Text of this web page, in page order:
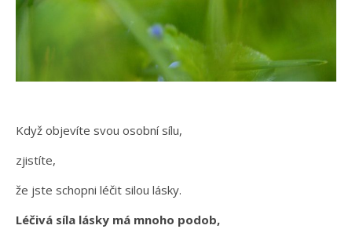
Když objevíte svou osobní sílu,
zjistíte,
že jste schopni léčit silou lásky.
Léčivá síla lásky má mnoho podob,